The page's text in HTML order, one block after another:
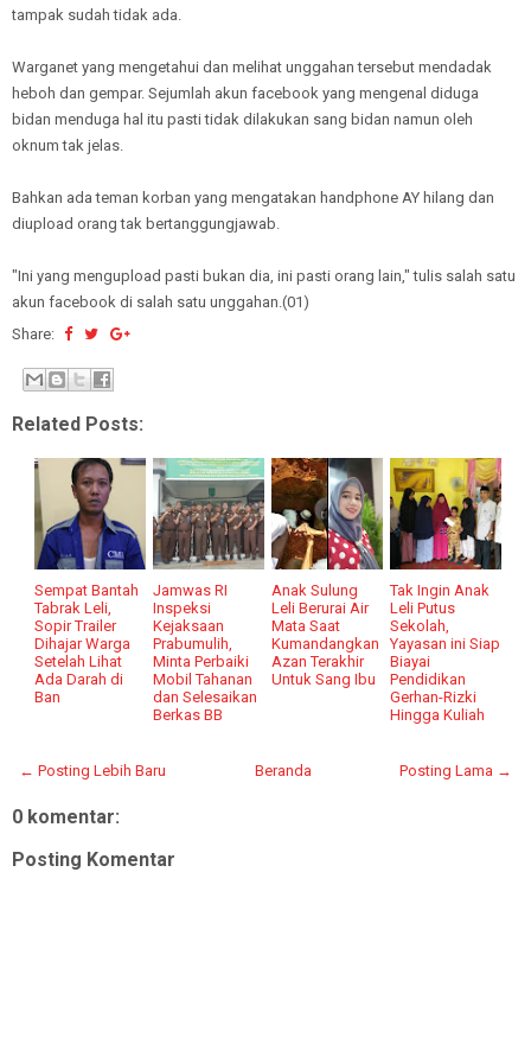
tampak sudah tidak ada.
Warganet yang mengetahui dan melihat unggahan tersebut mendadak
heboh dan gempar. Sejumlah akun facebook yang mengenal diduga
bidan menduga hal itu pasti tidak dilakukan sang bidan namun oleh
oknum tak jelas.
Bahkan ada teman korban yang mengatakan handphone AY hilang dan
diupload orang tak bertanggungjawab.
"Ini yang mengupload pasti bukan dia, ini pasti orang lain," tulis salah satu
akun facebook di salah satu unggahan.(01)
Share:
Related Posts:
Sempat Bantah
Tabrak Leli,
Sopir Trailer
Dihajar Warga
Setelah Lihat
Ada Darah di
Ban
Jamwas RI
Inspeksi
Kejaksaan
Prabumulih,
Minta Perbaiki
Mobil Tahanan
dan Selesaikan
Berkas BB
Anak Sulung
Leli Berurai Air
Mata Saat
Kumandangkan
Azan Terakhir
Untuk Sang Ibu
Tak Ingin Anak
Leli Putus
Sekolah,
Yayasan ini Siap
Biayai
Pendidikan
Gerhan-Rizki
Hingga Kuliah
← Posting Lebih Baru Posting Lama →
Beranda
0 komentar:
Posting Komentar